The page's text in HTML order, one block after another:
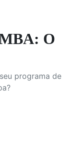
O
programa de